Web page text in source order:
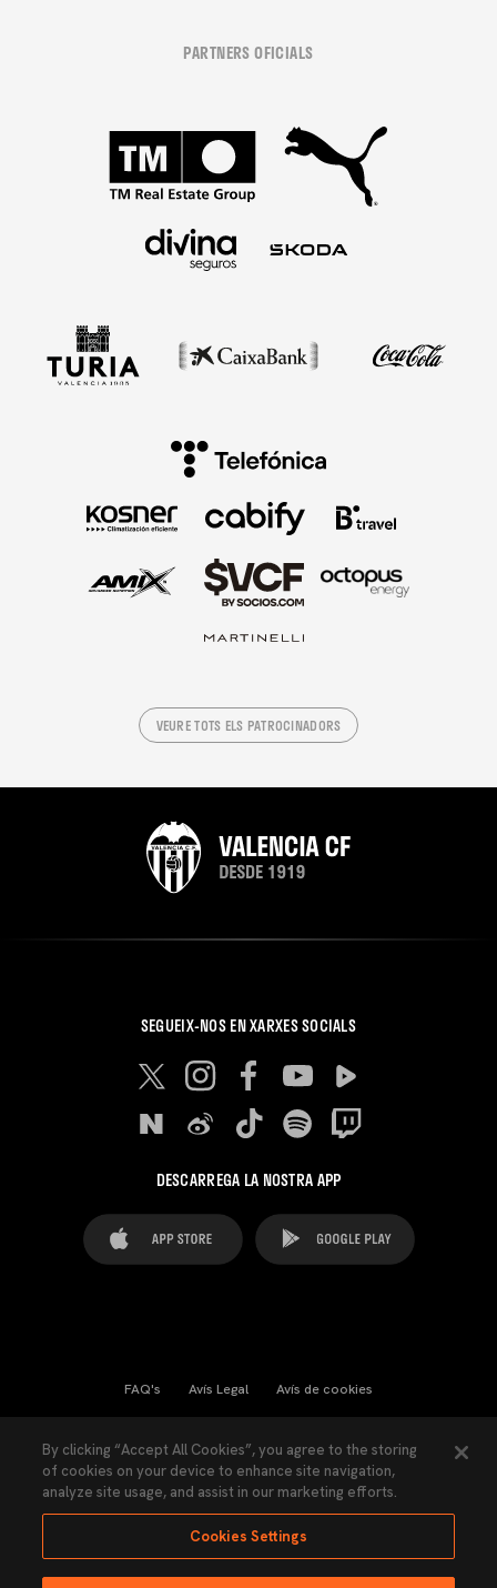
PARTNERS OFICIALS
VEURE TOTS ELS PATROCINADORS
SEGUEIX-NOS EN XARXES SOCIALS
DESCARREGA LA NOSTRA APP
FAQ's Avís Legal Avís de cookies
Llei de Transparència Política de Privacitat
Accessibilitat
By clicking “Accept All Cookies”, you agree to the storing
of cookies on your device to enhance site navigation,
analyze site usage, and assist in our marketing efforts.
Cookies Settings